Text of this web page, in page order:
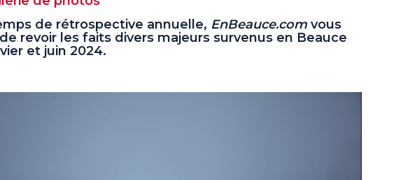
de rétrospective annuelle, EnBeauce.com vous
revoir les faits divers majeurs survenus en Beauce
et juin 2024.